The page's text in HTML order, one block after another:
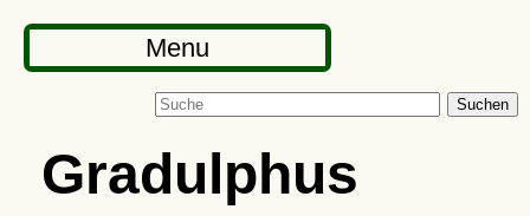
Menu
Suchen
Gradulphus